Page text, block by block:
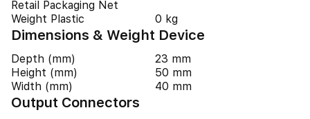
Retail Packaging Net
Weight Plastic
0 kg
Dimensions & Weight Device
Depth (mm)
23 mm
Height (mm)
50 mm
Width (mm)
40 mm
Output Connectors